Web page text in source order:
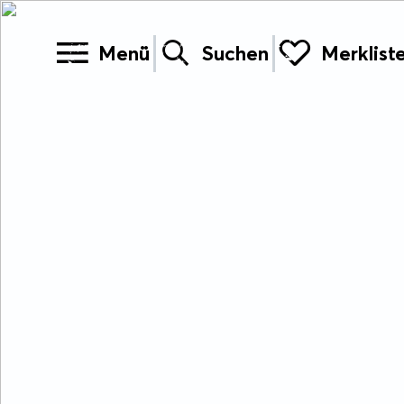
Menü Suchen